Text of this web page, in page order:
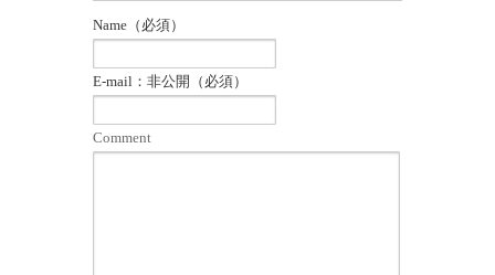
Name（必須）
E-mail：非公開（必須）
Comment